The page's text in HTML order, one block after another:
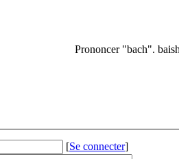
Prononcer "bach".
[Se connecter]